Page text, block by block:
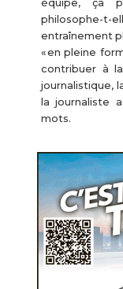
équipe, ça
entraînement
« en pleine
contribuer à
journalistique,
la journaliste
mots.